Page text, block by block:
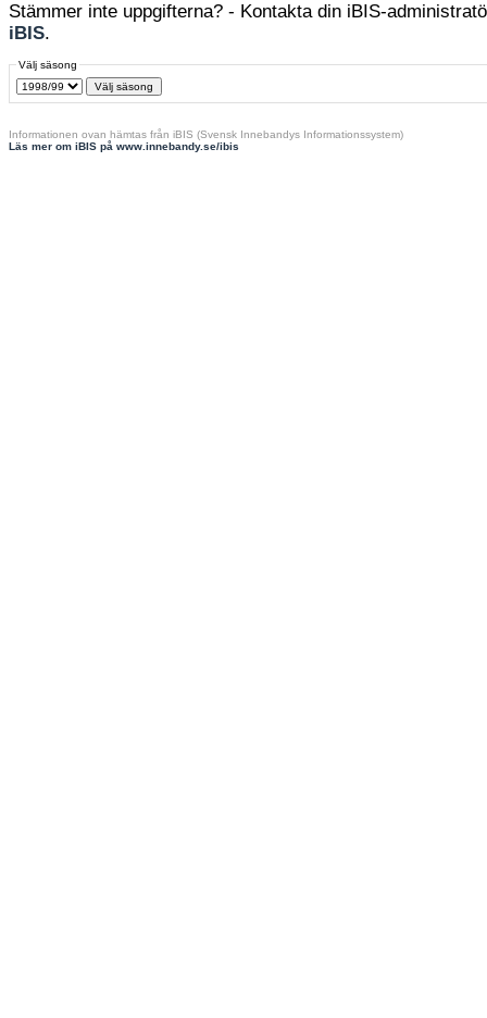
Stämmer inte uppgifterna? - Kontakta din iBIS-
iBIS.
Välj säsong
Informationen ovan hämtas från iBIS (Svensk Innebandys Informationssystem)
Läs mer om iBIS på www.innebandy.se/ibis